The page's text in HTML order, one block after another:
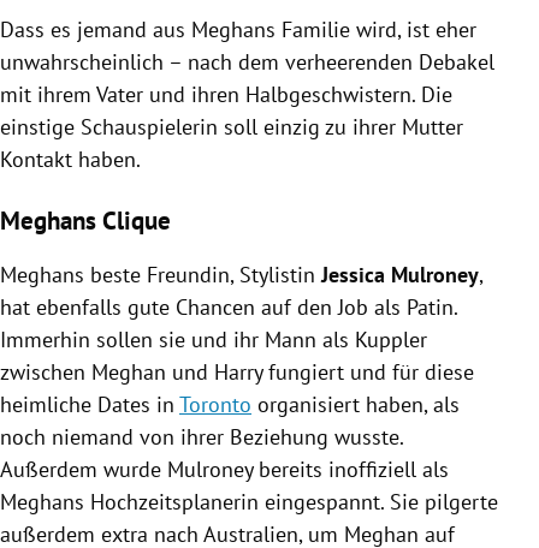
Dass es jemand aus Meghans Familie wird, ist eher
unwahrscheinlich – nach dem verheerenden Debakel
mit ihrem Vater und ihren Halbgeschwistern. Die
einstige Schauspielerin soll einzig zu ihrer Mutter
Kontakt haben.
Meghans Clique
Meghans beste Freundin, Stylistin Jessica Mulroney,
hat ebenfalls gute Chancen auf den Job als Patin.
Immerhin sollen sie und ihr Mann als Kuppler
zwischen Meghan und Harryfungiert und für diese
heimliche Dates in Toronto organisiert haben, als
noch niemand von ihrer Beziehung wusste.
Außerdem wurde Mulroneybereits inoffiziell als
Meghans Hochzeitsplanerin eingespannt. Sie pilgerte
außerdem extra nach Australien, um Meghan auf